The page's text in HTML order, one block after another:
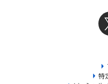
特